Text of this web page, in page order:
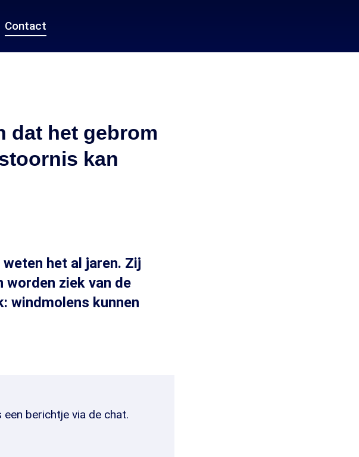
Contact
dat het gebrom
kan
het al jaren. Zij
worden ziek van de
windmolens kunnen
berichtje via de chat.